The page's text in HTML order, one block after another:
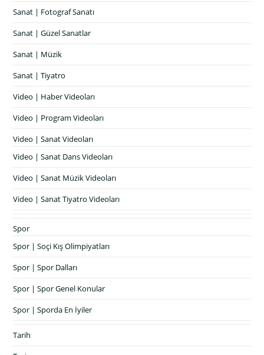
Sanat | Fotograf Sanatı
Sanat | Güzel Sanatlar
Sanat | Müzik
Sanat | Tiyatro
Video | Haber Videoları
Video | Program Videoları
Video | Sanat Videoları
Video | Sanat Dans Videoları
Video | Sanat Müzik Videoları
Video | Sanat Tiyatro Videoları
Spor
Spor | Soçi Kış Olimpiyatları
Spor | Spor Dalları
Spor | Spor Genel Konular
Spor | Sporda En İyiler
Tarih